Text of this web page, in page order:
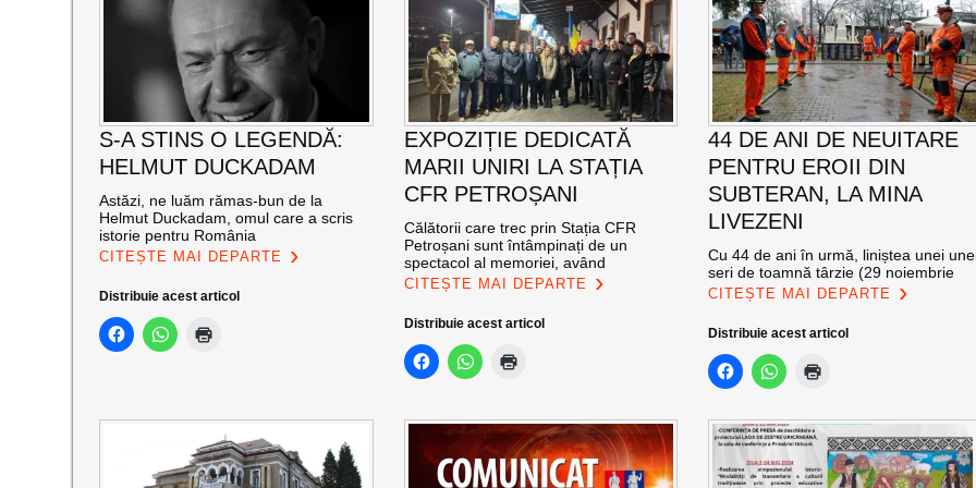
S-A STINS O LEGENDĂ:
HELMUT DUCKADAM
Astăzi, ne luăm rămas-bun de la
Helmut Duckadam, omul care a scris
istorie pentru România
CITEȘTE MAI DEPARTE
Distribuie acest articol
EXPOZIȚIE DEDICATĂ
MARII UNIRI LA STAȚIA
CFR PETROȘANI
Călătorii care trec prin Stația CFR
Petroșani sunt întâmpinați de un
spectacol al memoriei, având
CITEȘTE MAI DEPARTE
Distribuie acest articol
44 DE ANI DE NEUITARE
PENTRU EROII DIN
SUBTERAN, LA MINA
LIVEZENI
Cu 44 de ani în urmă, liniștea unei
seri de toamnă târzie (29 noiembrie
CITEȘTE MAI DEPARTE
Distribuie acest articol